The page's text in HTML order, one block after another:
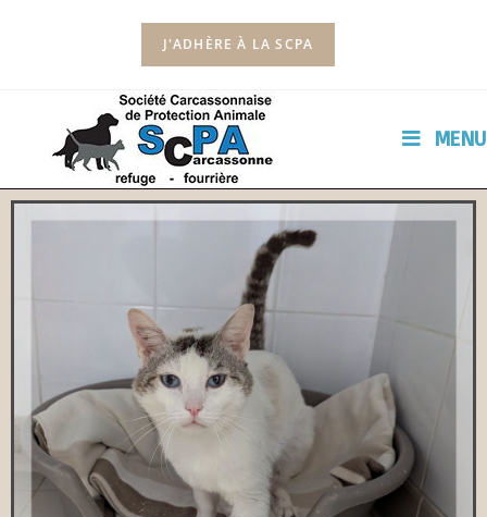
J'ADHÈRE À LA SCPA
MENU